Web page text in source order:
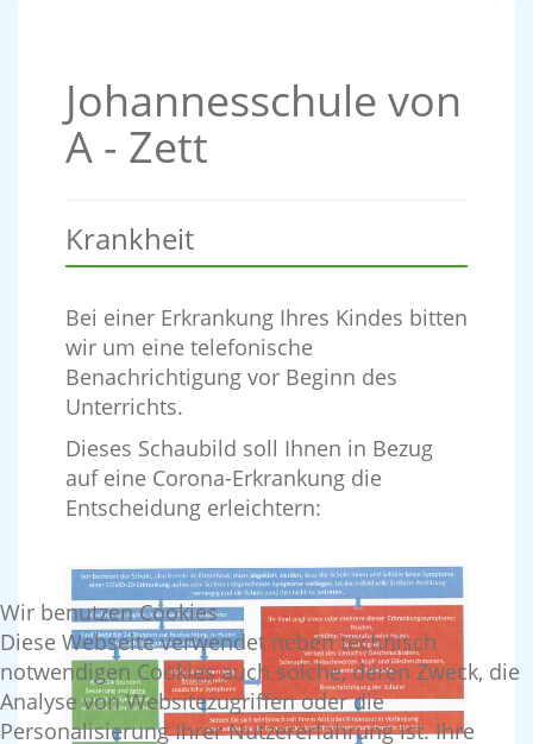
Johannesschule von
A - Zett
Krankheit
Bei einer Erkrankung Ihres Kindes bitten
wir um eine telefonische
Benachrichtigung vor Beginn des
Unterrichts.
Dieses Schaubild soll Ihnen in Bezug
auf eine Corona-Erkrankung die
Entscheidung erleichtern:
Wir benutzen Cookies
Diese Webseite verwendet neben technisch
notwendigen Cookies auch solche, deren Zweck, die
Analyse von Websitezugriffen oder die
Personalisierung Ihrer Nutzererfahrung ist. Ihre